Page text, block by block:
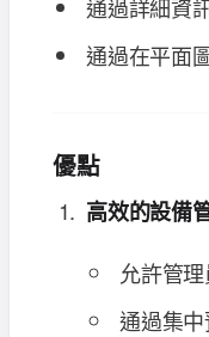
通過詳細資
通過在平面
優點
高效的設備
允許管
通過集